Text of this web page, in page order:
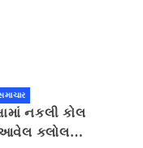
નકલી કોલ
કલોલનો